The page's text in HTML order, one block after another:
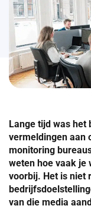
Lange tijd was het
vermeldingen aan
monitoring
weten hoe vaak je
voorbij. Het is niet
van die media